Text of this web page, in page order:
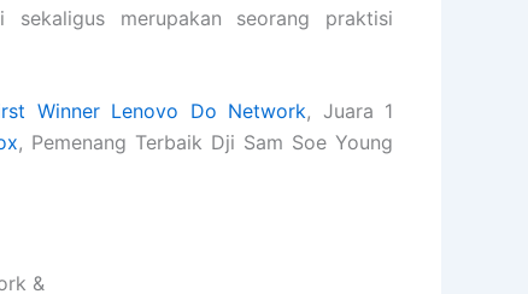
merupakan seorang praktisi
Winner Lenovo Do Network, Juara 1
, Pemenang Terbaik Dji Sam Soe Young
&